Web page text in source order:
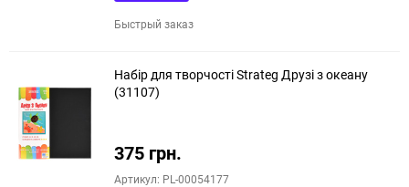
Быстрый заказ
Набір для творчості Strateg Друзі з океану
(31107)
375 грн.
Артикул: PL-00054177